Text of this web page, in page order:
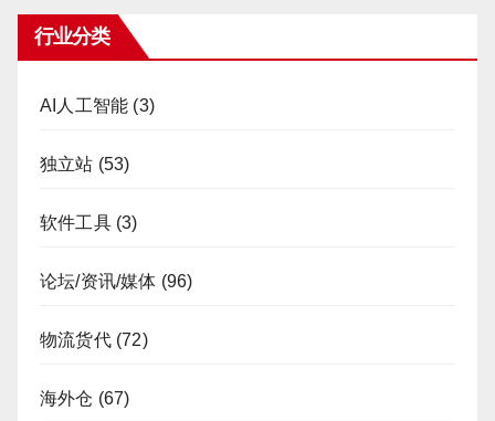
行业分类
AI人工智能 (3)
独立站 (53)
软件工具(3)
论坛/资讯/媒体 (96)
物流货代(72)
海外仓 (67)